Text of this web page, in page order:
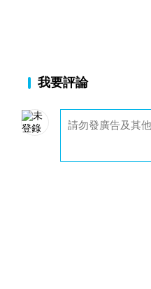
我要評論